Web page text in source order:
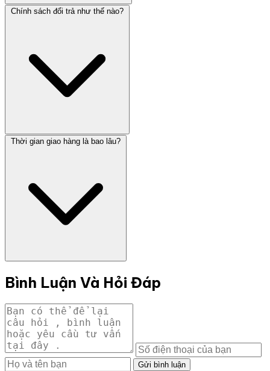
Chính sách đổi trả như thế nào?
Thời gian giao hàng là bao lâu?
Bình Luận Và Hỏi Đáp
Gửi bình luận